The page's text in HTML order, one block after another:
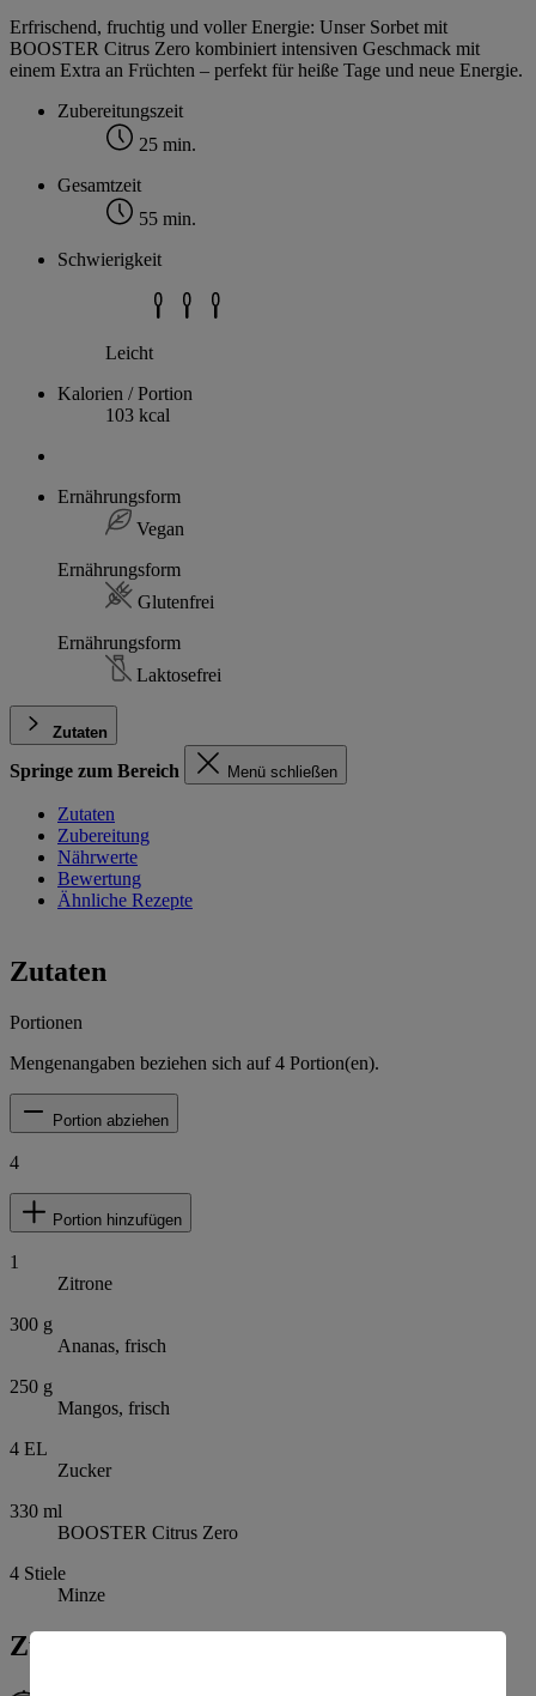
Erfrischend, fruchtig und voller Energie: Unser Sorbet mit
BOOSTER Citrus Zero kombiniert intensiven Geschmack mit
einem Extra an Früchten – perfekt für heiße Tage und neue Energie.
Zubereitungszeit
25 min.
Gesamtzeit
55 min.
Schwierigkeit
Leicht
Kalorien / Portion
103 kcal
Ernährungsform
Vegan
Ernährungsform
Glutenfrei
Ernährungsform
Laktosefrei
Zutaten
Springe zum Bereich Menü schließen
Zutaten
Zubereitung
Nährwerte
Bewertung
Ähnliche Rezepte
Zutaten
Portionen
Mengenangaben beziehen sich auf4 Portion(en).
Portion abziehen
4
Portion hinzufügen
1
Zitrone
300 g
Ananas, frisch
250 g
Mangos, frisch
4 EL
Zucker
330 ml
BOOSTER Citrus Zero
4 Stiele
Minze
Zubereitung